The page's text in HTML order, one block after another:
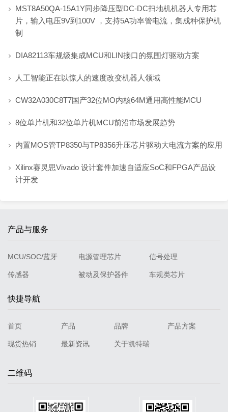

MST8A50QA-15A1Y同步降压型DC-DC扫地机机器人专用芯
片，输入电压9V到100V ，支持5A功率管电流，集成种保护机
制
 DIA82113车规级集成MCU和LIN接口的氛围灯驱动方案
 人工智能正在以惊人的速度改变机器人领域
 CW32A030C8T7国产32位MO内核64M通用高性能MCU
 8位单片机和32位单片机MCU前沿市场发展趋势
 内置MOS管TP8350与TP8356升压芯片驱动大电流方案的应用

Xilinx赛灵思Vivado 设计套件加速自适应SoC和FPGA产品设
计开发
产品与服务
MCU/SOC/蓝牙 电源管理芯片 信号处理
传感器 被动及保护器件 车规类芯片
快捷导航
首页 产品 品牌 产品方案
现货热销 最新资讯 关于凯特瑞
二维码